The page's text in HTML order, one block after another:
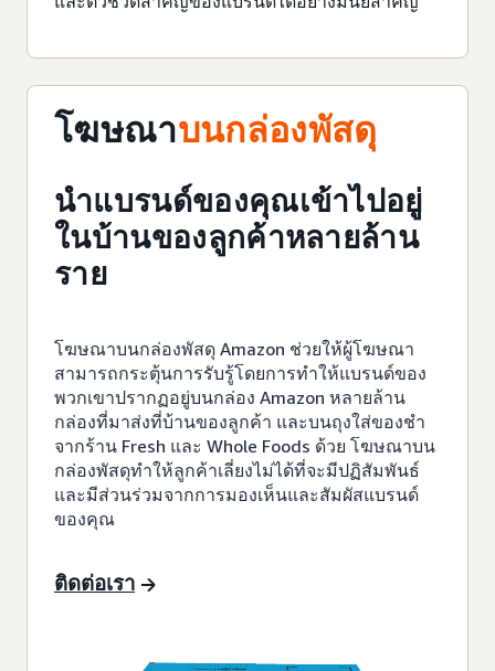
โฆษณาบนกล่องพัสดุ
นำแบรนด์ของคุณเข้าไปอยู่
ในบ้านของลูกค้าหลายล้าน
ราย
โฆษณาบนกล่องพัสดุ Amazon ช่วยให้ผู้โฆษณา
สามารถกระตุ้นการรับรู้โดยการทำให้แบรนด์ของ
พวกเขาปรากฏอยู่บนกล่อง Amazon หลายล้าน
กล่องที่มาส่งที่บ้านของลูกค้า และบนถุงใส่ของชำ
จากร้าน Fresh และ Whole Foods ด้วย โฆษณาบน
กล่องพัสดุทำให้ลูกค้าเลี่ยงไม่ได้ที่จะมีปฏิสัมพันธ์
และมีส่วนร่วมจากการมองเห็นและสัมผัสแบรนด์
ของคุณ
ติดต่อเรา